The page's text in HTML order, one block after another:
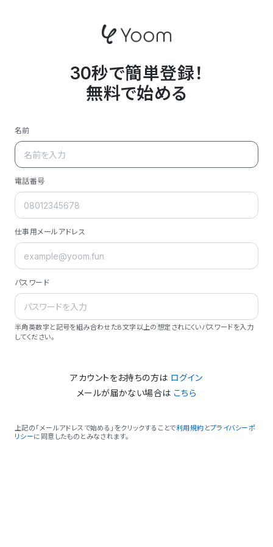
30秒で簡単登録！
無料で始める
名前
電話番号
仕事用メールアドレス
パスワード
半角英数字と記号を組み合わせた8文字以上の想定されにくいパスワードを入力
してください。
アカウントをお持ちの方は ログイン
メールが届かない場合は こちら
上記の「メールアドレスで始める」をクリックすることで利用規約 とプライバシーポ
リシーに同意したものとみなされます。